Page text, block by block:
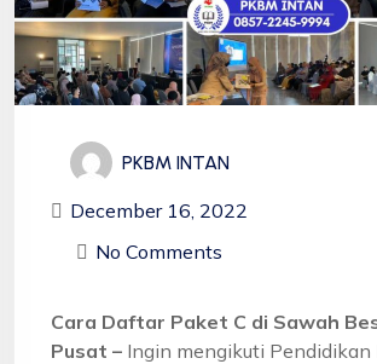
PKBM INTAN
December 16, 2022
No Comments
Cara Daftar Paket C di Sawah
Pusat – Ingin mengikuti Pendidikan